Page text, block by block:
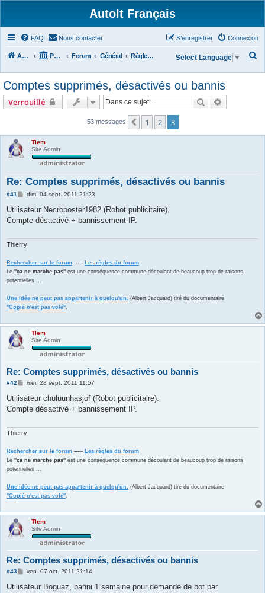
AutoIt Français
FAQ Nous contacter Connexion
S’enregistrer
Accueil Portail Forum Général Règles du Forum Select Language ▼
Comptes supprimés, désactivés ou bannis
Verrouillé Rechercher
53 messages Précédente
1 2 3
Tlem
Site Admin
Re: Comptes supprimés, désactivés ou bannis
#41
M
s
a
dim. 04 sept. 2011 21:23
Utilisateur Necroposter1982 (Robot publicitaire).
Compte désactivé + bannissement IP.
Thierry
Rechercher sur le forum -----
Les règles du forum
Le "ça ne marche pas" est une conséquence commune découlant de beaucoup trop de raisons
potentielles ...
Une idée ne peut pas appartenir à quelqu'un.
(Albert Jacquard) tiré du documentaire
"Copié n'est pas volé"
Tlem
Site Admin
Re: Comptes supprimés, désactivés ou bannis
#42
M
s
a
mer. 28 sept. 2011 11:57
Utilisateur chuluunhasjof (Robot publicitaire).
Compte désactivé + bannissement IP.
Thierry
Rechercher sur le forum -----
Les règles du forum
Le "ça ne marche pas" est une conséquence commune découlant de beaucoup trop de raisons
potentielles ...
Une idée ne peut pas appartenir à quelqu'un.
(Albert Jacquard) tiré du documentaire
"Copié n'est pas volé"
Tlem
Site Admin
Re: Comptes supprimés, désactivés ou bannis
#43
M
s
ven. 07 oct. 2011 21:14
Utilisateur Boguaz, banni 1 semaine pour demande de bot par